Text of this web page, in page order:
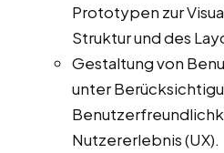
Prototypen zur
Struktur und des
Gestaltung von
unter
Nutzererlebnis (UX).